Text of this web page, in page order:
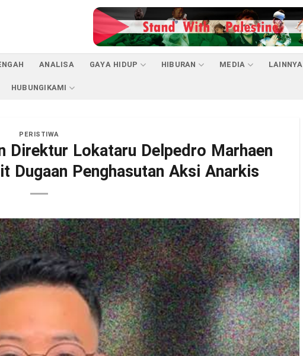
ANALISA GAYA HIDUP HIBURAN MEDIA
LAINNYA
HUBUNGIKAMI
PERISTIWA
Lokataru Delpedro Marhaen
Dugaan Penghasutan Aksi Anarkis